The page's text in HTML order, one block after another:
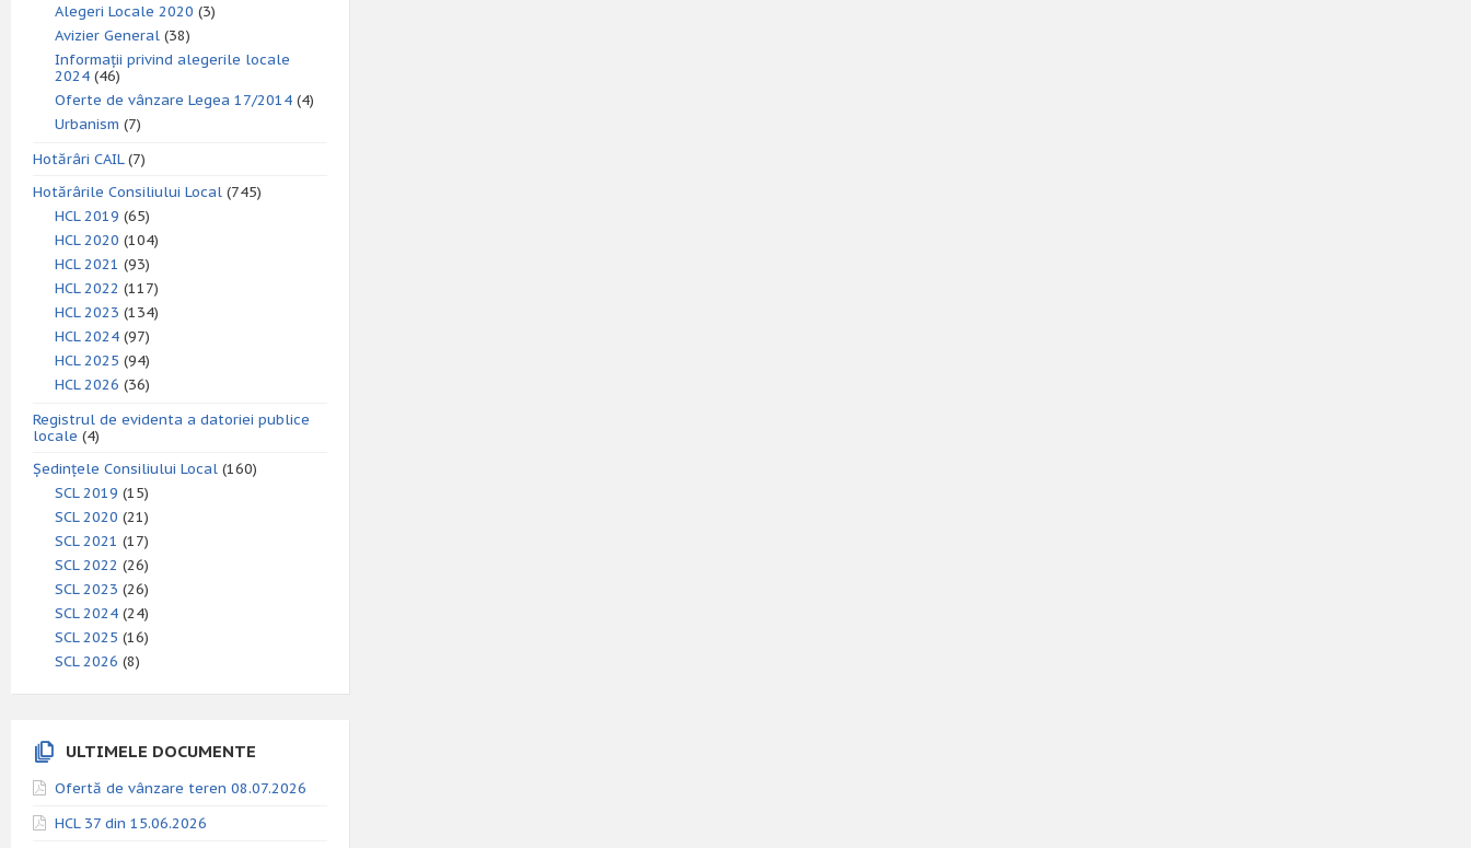
Alegeri Locale 2020 (3)
Avizier General (38)
Informații privind alegerile locale
2024 (46)
Oferte de vânzare Legea 17/2014 (4)
Urbanism (7)
Hotărâri CAIL(7)
Hotărârile Consiliului Local (745)
HCL 2019 (65)
HCL 2020 (104)
HCL 2021 (93)
HCL 2022 (117)
HCL 2023 (134)
HCL 2024 (97)
HCL 2025 (94)
HCL 2026 (36)
Registrul de evidenta a datoriei publice
locale (4)
Ședințele Consiliului Local (160)
SCL 2019 (15)
SCL 2020 (21)
SCL 2021 (17)
SCL 2022 (26)
SCL 2023 (26)
SCL 2024 (24)
SCL 2025 (16)
SCL 2026 (8)
ULTIMELE DOCUMENTE
Ofertă de vânzare teren 08.07.2026
HCL 37 din 15.06.2026